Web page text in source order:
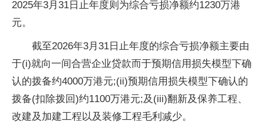
2025年3月31日止年度则为综合亏损净额约1230万港
元。
截至2026年3月31日止年度的综合亏损净额主要由
于(i)就向一间合营企业贷款而于预期信用损失模型下确
认的拨备约4000万港元;(ii)预期信用损失模型下确认的
拨备(扣除拨回)约1100万港元;及(iii)翻新及保养工程、
改建及加建工程以及装修工程毛利减少。